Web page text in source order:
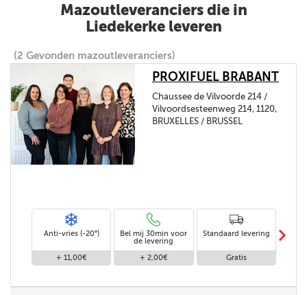
Mazoutleveranciers die in
Liedekerke leveren
(2 Gevonden mazoutleveranciers)
PROXIFUEL BRABANT
Chaussee de Vilvoorde 214 /
Vilvoordsesteenweg 214, 1120,
BRUXELLES / BRUSSEL
Anti-vries (-20°)
+ 11,00€
Bel mij 30min voor
de levering
+ 2,00€
Standaard levering
Gratis
m